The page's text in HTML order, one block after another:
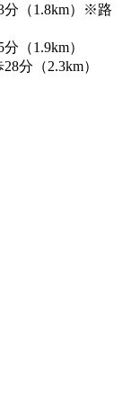
（1.8km）※路
（1.9km）
分（2.3km）